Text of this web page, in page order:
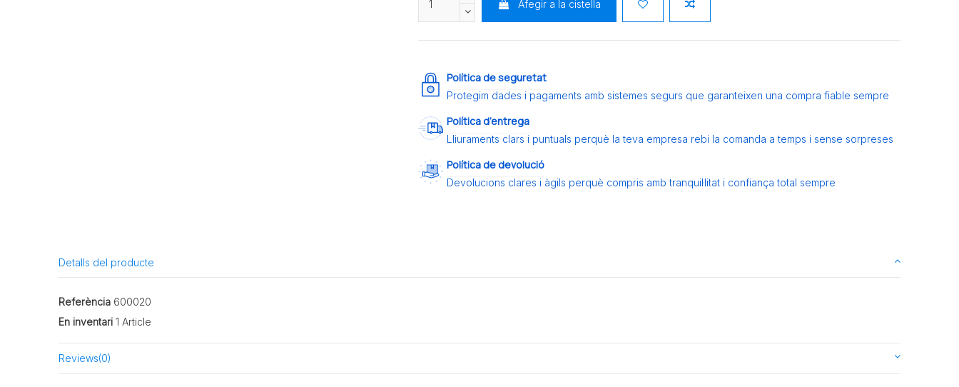
Afegir a la cistella
Política de seguretat
Protegim dades i pagaments amb sistemes segurs que garanteixen una compra fiable sempre
Política d’entrega
Lliuraments clars i puntuals perquè la teva empresa rebi la comanda a temps i sense sorpreses
Política de devolució
Devolucions clares i àgils perquè compris amb tranquil·litat i confiança total sempre
Detalls del producte
Referència 600020
En inventari 1 Article
Reviews(0)